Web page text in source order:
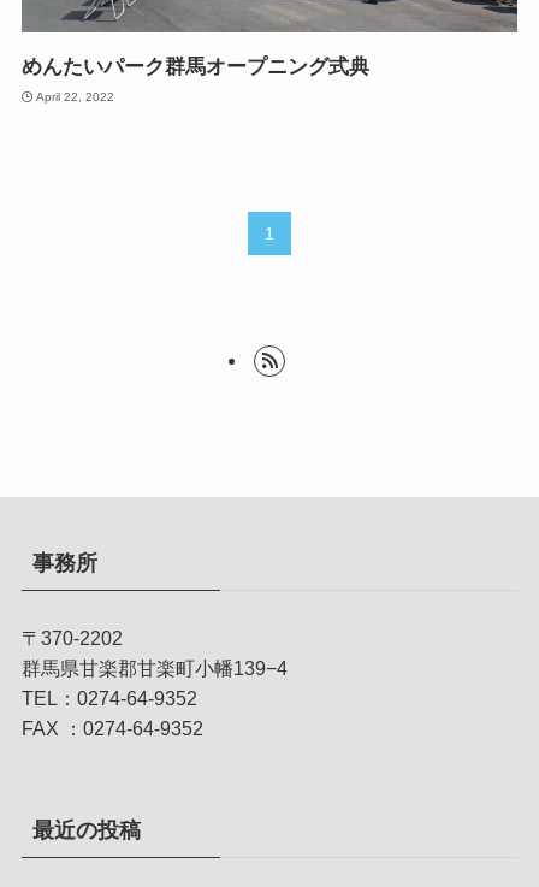
めんたいパーク群馬オープニング式典
April 22, 2022
1
事務所
〒370-2202
群馬県甘楽郡甘楽町小幡139−4
TEL：0274-64-9352
FAX ：0274-64-9352
最近の投稿